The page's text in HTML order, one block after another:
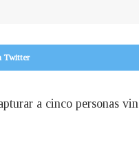
Twitter
a cinco personas